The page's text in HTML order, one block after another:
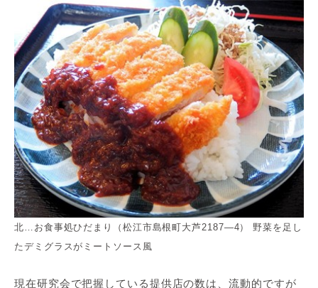
北…お食事処ひだまり（松江市島根町大芦2187―4） 野菜を足し
たデミグラスがミートソース風
現在研究会で把握している提供店の数は、流動的ですが